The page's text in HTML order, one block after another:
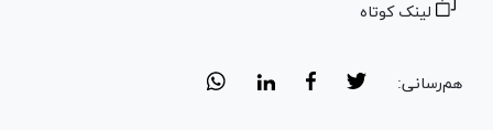
لینک کوتاه
هم‌رسانی: